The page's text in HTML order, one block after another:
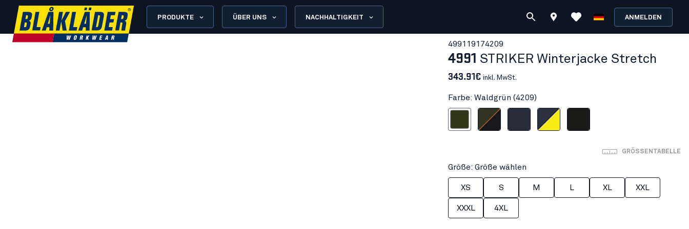
PRODUKTE ÜBER UNS NACHHALTIGKEIT ANMELDEN
499119174209
4991 STRIKER Winterjacke Stretch
343.91€ inkl. MwSt.
Farbe: Waldgrün (4209)
Waldgrün/Rost
Dunkel Marineblau
Dunkel Marineblau/High Vis Gelb
GRÖSSENTABELLE
Größe: Größe wählen
XS S M L XL XXL
XXXL 4XL